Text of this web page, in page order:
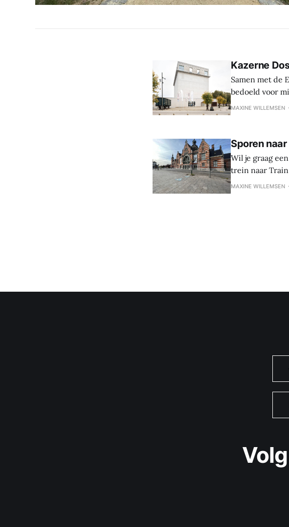
Kazerne
Samen met de
bedoeld voor
het museum en
MAXINE WILLEMSEN
Sporen
Wil je graag
trein naar
meeslepende
MAXINE WILLEMSEN